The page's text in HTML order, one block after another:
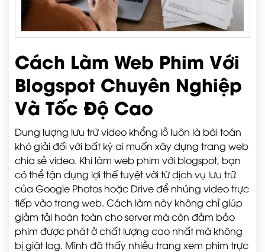
Cách Làm Web Phim Với
Blogspot Chuyên Nghiệp
Và Tốc Độ Cao
Dung lượng lưu trữ video khổng lồ luôn là bài toán
khó giải đối với bất kỳ ai muốn xây dựng trang web
chia sẻ video. Khi làm web phim với blogspot, bạn
có thể tận dụng lợi thế tuyệt vời từ dịch vụ lưu trữ
của Google Photos hoặc Drive để nhúng video trực
tiếp vào trang web. Cách làm này không chỉ giúp
giảm tải hoàn toàn cho server mà còn đảm bảo
phim được phát ở chất lượng cao nhất mà không
bị giật lag. Mình đã thấy nhiều trang xem phim trực